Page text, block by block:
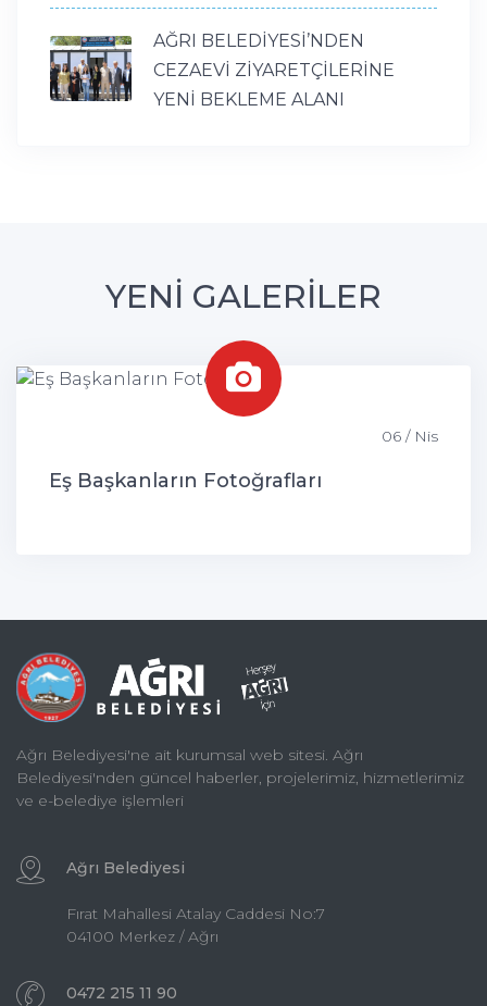
AĞRI BELEDİYESİ’NDEN
CEZAEVİ ZİYARETÇİLERİNE
YENİ BEKLEME ALANI
YENİ GALERİLER
06 / Nis
Eş Başkanların Fotoğrafları
Ağrı Belediyesi'ne ait kurumsal web sitesi. Ağrı
Belediyesi'nden güncel haberler, projelerimiz, hizmetlerimiz
ve e-belediye işlemleri
Ağrı Belediyesi
Fırat Mahallesi Atalay Caddesi No:7
04100 Merkez / Ağrı
0472 215 11 90